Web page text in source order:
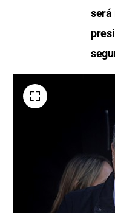
será